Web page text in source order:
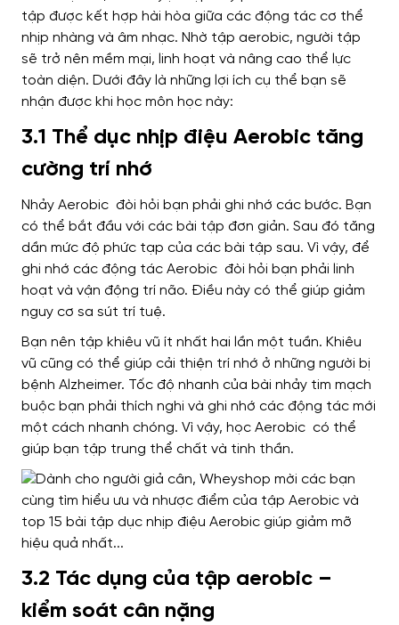
tập được kết hợp hài hòa giữa các động tác cơ thể
nhịp nhàng và âm nhạc. Nhờ tập aerobic, người tập
sẽ trở nên mềm mại, linh hoạt và nâng cao thể lực
toàn diện. Dưới đây là những lợi ích cụ thể bạn sẽ
nhận được khi học môn học này:
3.1 Thể dục nhịp điệu Aerobic tăng
cường trí nhớ
Nhảy Aerobic đòi hỏi bạn phải ghi nhớ các bước. Bạn
có thể bắt đầu với các bài tập đơn giản. Sau đó tăng
dần mức độ phức tạp của các bài tập sau. Vì vậy, để
ghi nhớ các động tác Aerobic đòi hỏi bạn phải linh
hoạt và vận động trí não. Điều này có thể giúp giảm
nguy cơ sa sút trí tuệ.
Bạn nên tập khiêu vũ ít nhất hai lần một tuần. Khiêu
vũ cũng có thể giúp cải thiện trí nhớ ở những người bị
bệnh Alzheimer. Tốc độ nhanh của bài nhảy tim mạch
buộc bạn phải thích nghi và ghi nhớ các động tác mới
một cách nhanh chóng. Vì vậy, học Aerobic có thể
giúp bạn tập trung thể chất và tinh thần.
3.2 Tác dụng của tập aerobic –
kiểm soát cân nặng